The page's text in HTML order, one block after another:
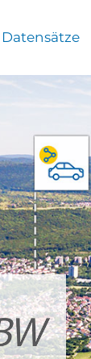
Datensätze